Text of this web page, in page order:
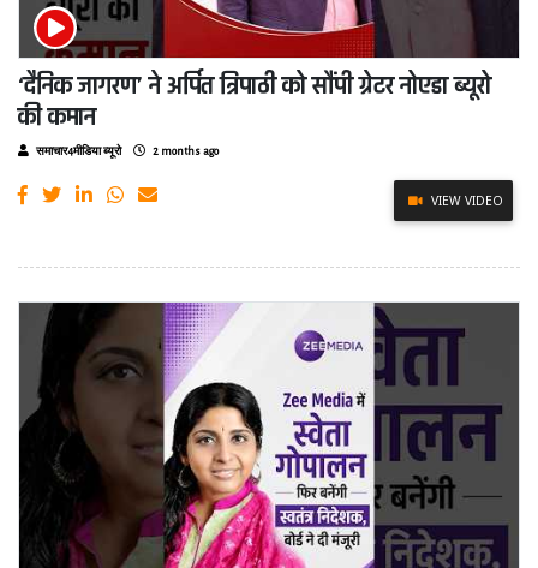
‘दैनिक जागरण’ ने अर्पित त्रिपाठी को सौंपी ग्रेटर नोएडा ब्यूरो
की कमान
समाचार4मीडिया ब्यूरो 2 months ago
VIEW VIDEO